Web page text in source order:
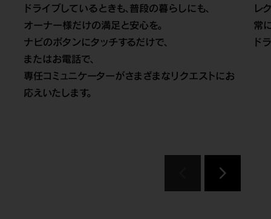
ドライブしているときも、普段の暮らしにも、
オーナー様だけの満足と安心を。
ナビのボタンにタッチするだけで、
またはお電話で、
専任コミュニケーターがさまざまなリクエストにお
応えいたします。
レ
常
ド